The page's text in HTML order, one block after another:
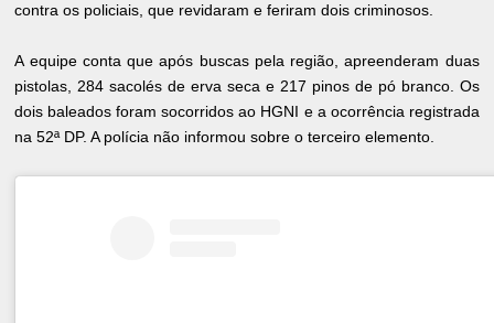
contra os policiais, que revidaram e feriram dois criminosos.
A equipe conta que após buscas pela região, apreenderam duas
pistolas, 284 sacolés de erva seca e 217 pinos de pó branco. Os
dois baleados foram socorridos ao HGNI e a ocorrência registrada
na 52ª DP. A polícia não informou sobre o terceiro elemento.